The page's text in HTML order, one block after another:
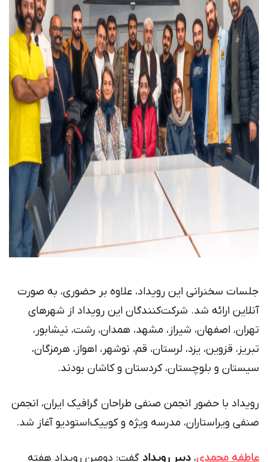
جلسات سخنرانی این رویداد، علاوه بر حضوری، به صورت
آنلاین ارائه شد. شرکت‌کنندگان این رویداد از شهرهای
تهران، اصفهان، شیراز، مشهد، همدان، رشت، نیشابور،
تبریز، قزوین، یزد، لرستان، قم، نوشهر، اهواز، هرمزگان،
سیستان و بلوچستان، کردستان و کاشان بودند.
رویداد با حضور انجمن صنفی طراحان گرافیک ایران، انجمن
صنفی ویراستاران، مدرسه ویژه و کوییک‌استودیو آغاز شد.
عاطفه محمدی، دبیر رویداد گفت: دومین رویداد هفته